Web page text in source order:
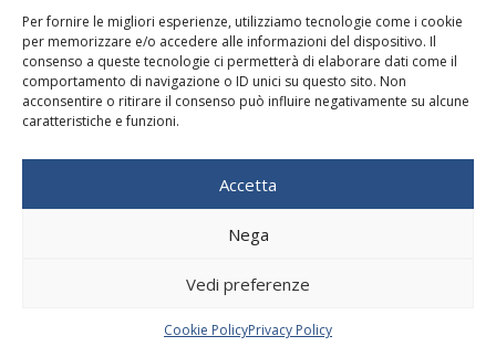
Per fornire le migliori esperienze, utilizziamo tecnologie come i cookie
per memorizzare e/o accedere alle informazioni del dispositivo. Il
consenso a queste tecnologie ci permetterà di elaborare dati come il
comportamento di navigazione o ID unici su questo sito. Non
acconsentire o ritirare il consenso può influire negativamente su alcune
caratteristiche e funzioni.
Accetta
Nega
Vedi preferenze
Cookie PolicyPrivacy Policy